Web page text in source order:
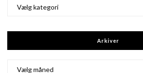
Arkiver